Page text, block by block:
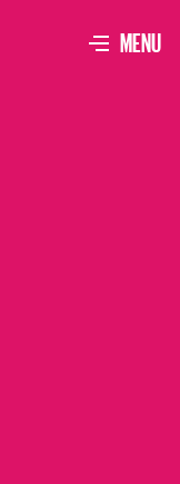
TOGGLE
MENU